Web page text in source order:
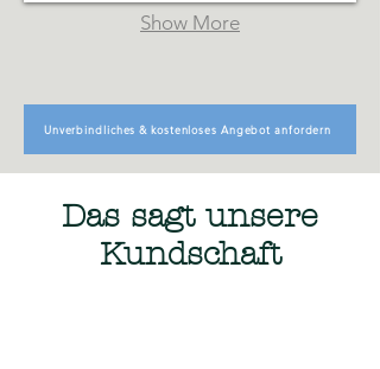
Show More
Unverbindliches & kostenloses Angebot anfordern
Das sagt unsere
Kundschaft